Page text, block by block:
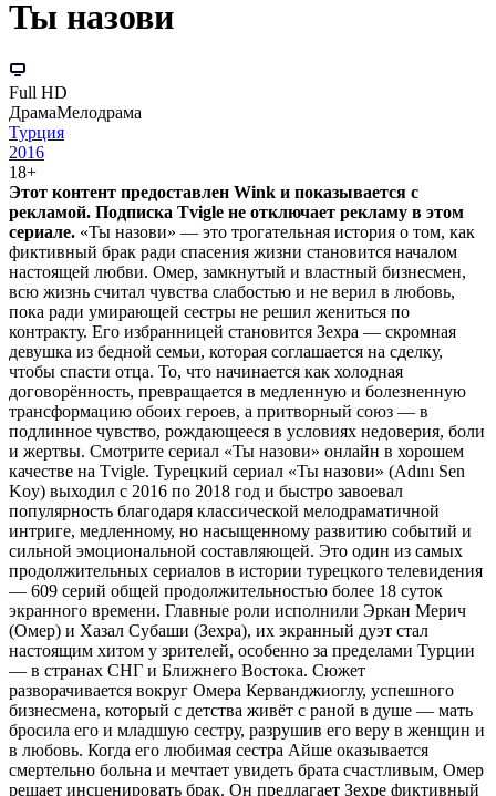
Ты назови
Full HD
ДрамаМелодрама
Турция
2016
18+
Этот контент предоставлен Wink и показывается с
рекламой. Подписка Tvigle не отключает рекламу в этом
сериале. «Ты назови» — это трогательная история о том, как
фиктивный брак ради спасения жизни становится началом
настоящей любви. Омер, замкнутый и властный бизнесмен,
всю жизнь считал чувства слабостью и не верил в любовь,
пока ради умирающей сестры не решил жениться по
контракту. Его избранницей становится Зехра — скромная
девушка из бедной семьи, которая соглашается на сделку,
чтобы спасти отца. То, что начинается как холодная
договорённость, превращается в медленную и болезненную
трансформацию обоих героев, а притворный союз — в
подлинное чувство, рождающееся в условиях недоверия, боли
и жертвы. Смотрите сериал «Ты назови» онлайн в хорошем
качестве на Tvigle. Турецкий сериал «Ты назови» (Adını Sen
Koy) выходил с 2016 по 2018 год и быстро завоевал
популярность благодаря классической мелодраматичной
интриге, медленному, но насыщенному развитию событий и
сильной эмоциональной составляющей. Это один из самых
продолжительных сериалов в истории турецкого телевидения
— 609 серий общей продолжительностью более 18 суток
экранного времени. Главные роли исполнили Эркан Мерич
(Омер) и Хазал Субаши (Зехра), их экранный дуэт стал
настоящим хитом у зрителей, особенно за пределами Турции
— в странах СНГ и Ближнего Востока. Сюжет
разворачивается вокруг Омера Керванджиоглу, успешного
бизнесмена, который с детства живёт с раной в душе — мать
бросила его и младшую сестру, разрушив его веру в женщин и
в любовь. Когда его любимая сестра Айше оказывается
смертельно больна и мечтает увидеть брата счастливым, Омер
решает инсценировать брак. Он предлагает Зехре фиктивный